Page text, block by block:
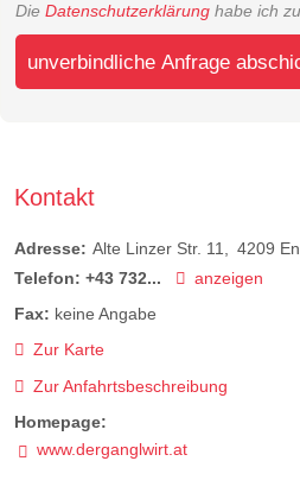
Die Datenschutzerklärung habe ich
unverbindliche Anfrage
Kontakt
Adresse: Alte Linzer Str. 11 4209
Telefon: +43 732...
anzeigen
Fax: keine Angabe
Zur Karte
Zur Anfahrtsbeschreibung
Homepage:
www.derganglwirt.at